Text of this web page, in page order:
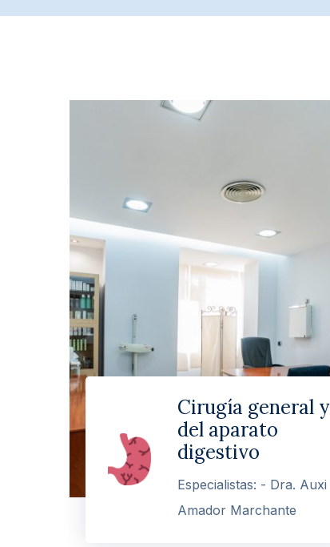
Cirugía general y
del aparato
digestivo
Especialistas: - Dra. Auxi
Amador Marchante